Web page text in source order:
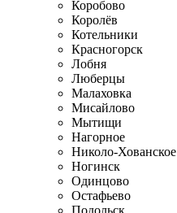
Коробово
Королёв
Котельники
Красногорск
Лобня
Люберцы
Малаховка
Мисайлово
Мытищи
Нагорное
Николо-Хованское
Ногинск
Одинцово
Остафьево
Подольск